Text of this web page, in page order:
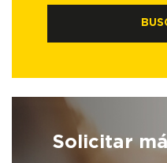
Solicitar